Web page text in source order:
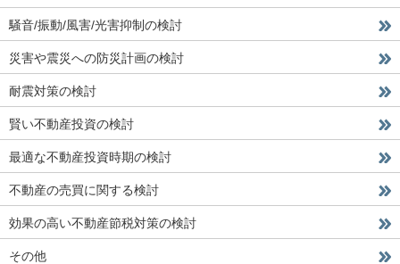
騒音/振動/風害/光害抑制の検討
災害や震災への防災計画の検討
耐震対策の検討
賢い不動産投資の検討
最適な不動産投資時期の検討
不動産の売買に関する検討
効果の高い不動産節税対策の検討
その他